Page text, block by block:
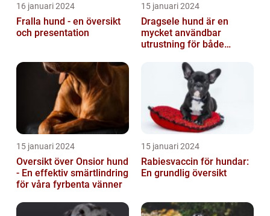
16 januari 2024
Fralla hund - en översikt
och presentation
15 januari 2024
Dragsele hund är en
mycket användbar
utrustning för både
15 januari 2024
Oversikt över Onsior hund
- En effektiv smärtlindring
för våra fyrbenta vänner
15 januari 2024
Rabiesvaccin för hundar:
En grundlig översikt